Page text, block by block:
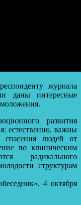
журнала
даны интересные
развития
естественно, важны
спасения людей от
по клиническим
радикального
структурам
4 октября